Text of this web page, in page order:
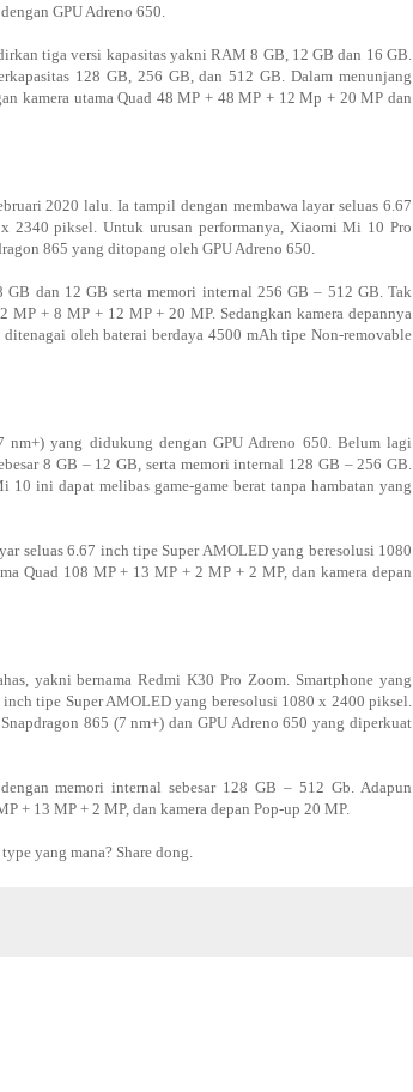
GPU Adreno 650.
tiga versi kapasitas yakni RAM 8 GB, 12 GB dan 16 GB.
128 GB, 256 GB, dan 512 GB. Dalam menunjang
kamera utama Quad 48 MP + 48 MP + 12 Mp + 20 MP dan
2020 lalu. Ia tampil dengan membawa layar seluas 6.67
2340 piksel. Untuk urusan performanya, Xiaomi Mi 10 Pro
865 yang ditopang oleh GPU Adreno 650.
GB dan 12 GB serta memori internal 256 GB – 512 GB. Tak
+ 8 MP + 12 MP + 20 MP. Sedangkan kamera depannya
oleh baterai berdaya 4500 mAh tipe Non-removable
yang didukung dengan GPU Adreno 650. Belum lagi
8 GB – 12 GB, serta memori internal 128 GB – 256 GB.
ini dapat melibas game-game berat tanpa hambatan yang
seluas 6.67 inch tipe Super AMOLED yang beresolusi 1080
Quad 108 MP + 13 MP + 2 MP + 2 MP, dan kamera depan
yakni bernama Redmi K30 Pro Zoom. Smartphone yang
tipe Super AMOLED yang beresolusi 1080 x 2400 piksel.
865 (7 nm+) dan GPU Adreno 650 yang diperkuat
memori internal sebesar 128 GB – 512 Gb. Adapun
+ 13 MP + 2 MP, dan kamera depan Pop-up 20 MP.
yang mana? Share dong.